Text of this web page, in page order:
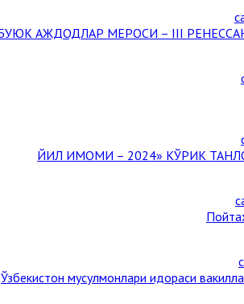
Ўзбекистон мусулмонлари идораси